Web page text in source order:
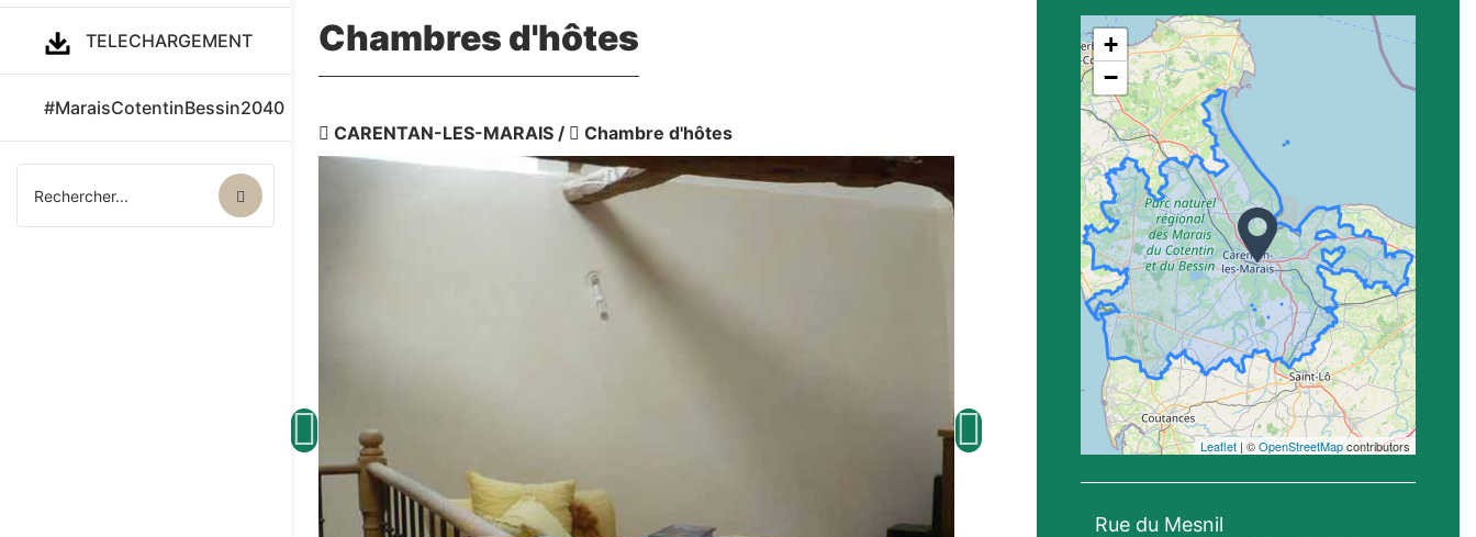
Chambres d'hôtes
CARENTAN-LES-MARAIS / Chambre d'hôtes
+
−
Leaflet| ©OpenStreetMapcontributors
Rue du Mesnil
TELECHARGEMENT
#MaraisCotentinBessin2040